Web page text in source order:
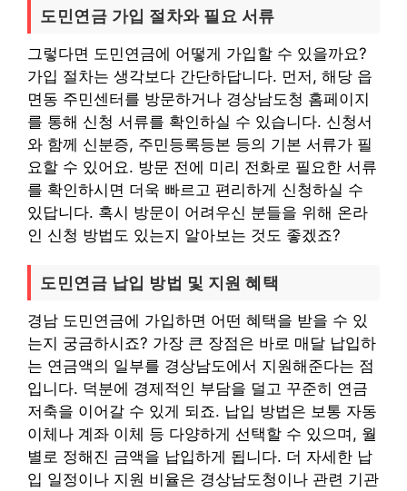
도민연금 가입 절차와 필요 서류
그렇다면 도민연금에 어떻게 가입할 수 있을까요?
가입 절차는 생각보다 간단하답니다. 먼저, 해당 읍
면동 주민센터를 방문하거나 경상남도청 홈페이지
를 통해 신청 서류를 확인하실 수 있습니다. 신청서
와 함께 신분증, 주민등록등본 등의 기본 서류가 필
요할 수 있어요. 방문 전에 미리 전화로 필요한 서류
를 확인하시면 더욱 빠르고 편리하게 신청하실 수
있답니다. 혹시 방문이 어려우신 분들을 위해 온라
인 신청 방법도 있는지 알아보는 것도 좋겠죠?
도민연금 납입 방법 및 지원 혜택
경남 도민연금에 가입하면 어떤 혜택을 받을 수 있
는지 궁금하시죠? 가장 큰 장점은 바로 매달 납입하
는 연금액의 일부를 경상남도에서 지원해준다는 점
입니다. 덕분에 경제적인 부담을 덜고 꾸준히 연금
저축을 이어갈 수 있게 되죠. 납입 방법은 보통 자동
이체나 계좌 이체 등 다양하게 선택할 수 있으며, 월
별로 정해진 금액을 납입하게 됩니다. 더 자세한 납
입 일정이나 지원 비율은 경상남도청이나 관련 기관